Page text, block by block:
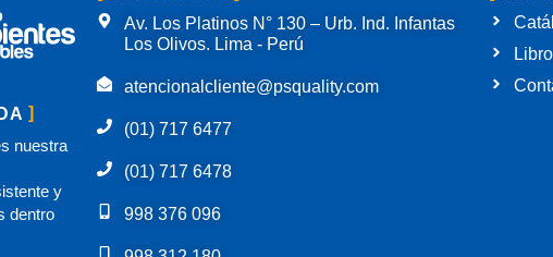
nuestra
y
dentro
Av. Los Platinos N° 130 – Urb. Ind. Infantas
Los Olivos. Lima - Perú
atencionalcliente@psquality.com
(01) 717 6477
(01) 717 6478
998 376 096